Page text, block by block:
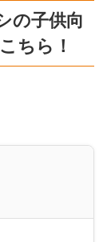
の子供向
ちら！